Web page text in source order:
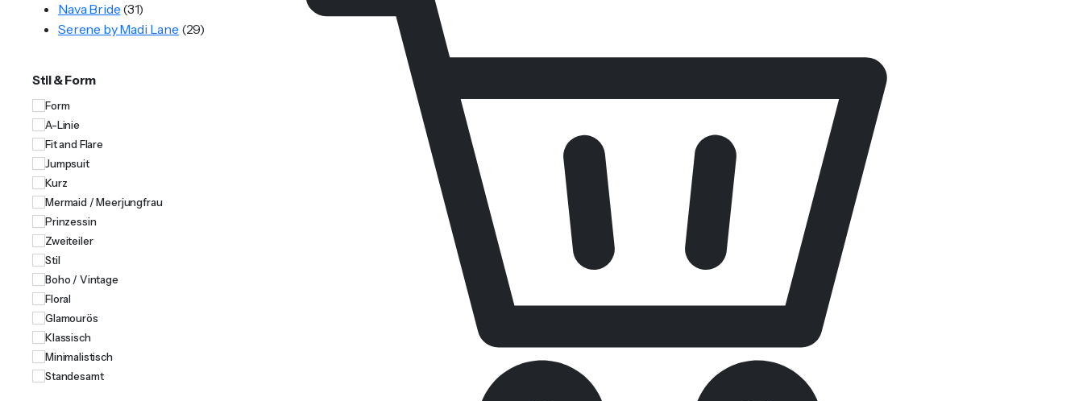
Nava Bride (31)
Serene by Madi Lane (29)
Stil & Form
Form
A-Linie
Fit and Flare
Jumpsuit
Kurz
Mermaid / Meerjungfrau
Prinzessin
Zweiteiler
Stil
Boho / Vintage
Floral
Glamourös
Klassisch
Minimalistisch
Standesamt